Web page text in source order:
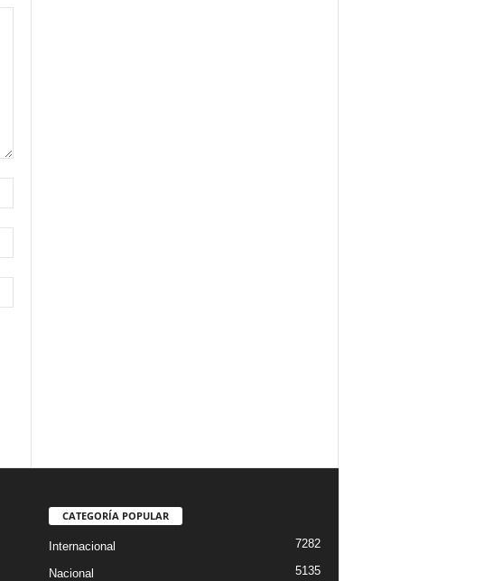
CATEGORÍA POPULAR
Internacional 7282
Nacional 5135